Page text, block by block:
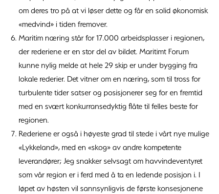
om deres tro på at vi løser dette og får en solid økonomisk
«medvind» i tiden fremover.
Maritim næring står for 17.000 arbeidsplasser i regionen,
der rederiene er en stor del av bildet. Maritimt Forum
kunne nylig melde at hele 29 skip er under bygging fra
lokale rederier. Det vitner om en næring, som til tross for
turbulente tider satser og posisjonerer seg for en fremtid
med en svært konkurransedyktig flåte til felles beste for
regionen.
Rederiene er også i høyeste grad til stede i vårt nye mulige
«Lykkeland», med en «skog» av andre kompetente
leverandører; Jeg snakker selvsagt om havvindeventyret
som vår region er i ferd med å ta en ledende posisjon i. I
løpet av høsten vil sannsynligvis de første konsesjonene